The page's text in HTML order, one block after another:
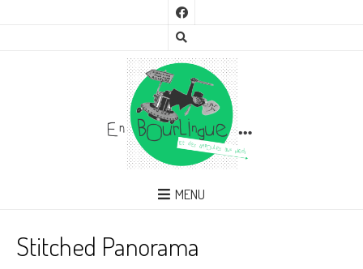
MENU
Stitched Panorama